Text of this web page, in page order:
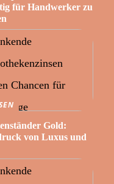
für Handwerker zu
Gold:
von Luxus und